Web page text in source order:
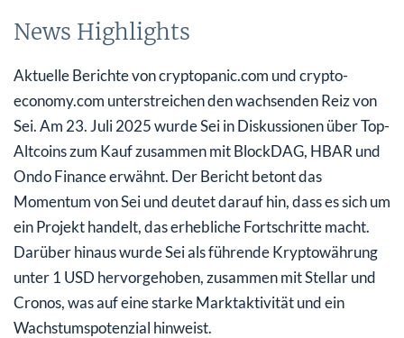
News Highlights
Aktuelle Berichte von cryptopanic.com und crypto-
economy.com unterstreichen den wachsenden Reiz von
Sei. Am 23. Juli 2025 wurde Sei in Diskussionen über Top-
Altcoins zum Kauf zusammen mit BlockDAG, HBAR und
Ondo Finance erwähnt. Der Bericht betont das
Momentum von Sei und deutet darauf hin, dass es sich um
ein Projekt handelt, das erhebliche Fortschritte macht.
Darüber hinaus wurde Sei als führende Kryptowährung
unter 1 USD hervorgehoben, zusammen mit Stellar und
Cronos, was auf eine starke Marktaktivität und ein
Wachstumspotenzial hinweist.